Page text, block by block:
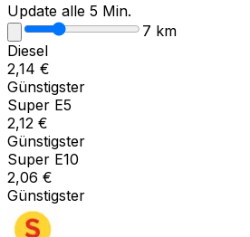
Update alle 5 Min.
7 km
Diesel
2,14 €
Günstigster
Super E5
2,12 €
Günstigster
Super E10
2,06 €
Günstigster